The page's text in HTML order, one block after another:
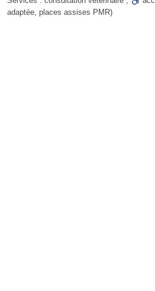
adaptée, places assises PMR)